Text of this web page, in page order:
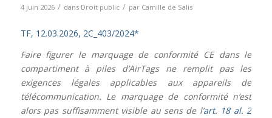
4 juin 2026 / dans Droit public / par Camille de Salis
TF, 12.03.2026, 2C_403/2024*
Faire figurer le marquage de conformité CE dans le
compartiment à piles d’AirTags ne remplit pas les
exigences légales applicables aux appareils de
télécommunication. Le marquage de conformité n’est
alors pas suffisamment visible au sens de l’art. 18 al. 2